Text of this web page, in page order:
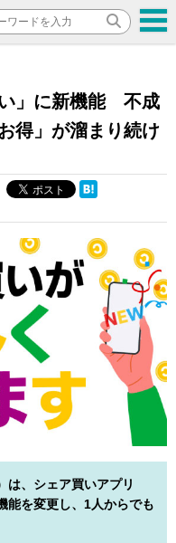
い」に新機能 不成
得」が溜まり続け
は、シェア買いアプリ
能を変更し、1人からでも